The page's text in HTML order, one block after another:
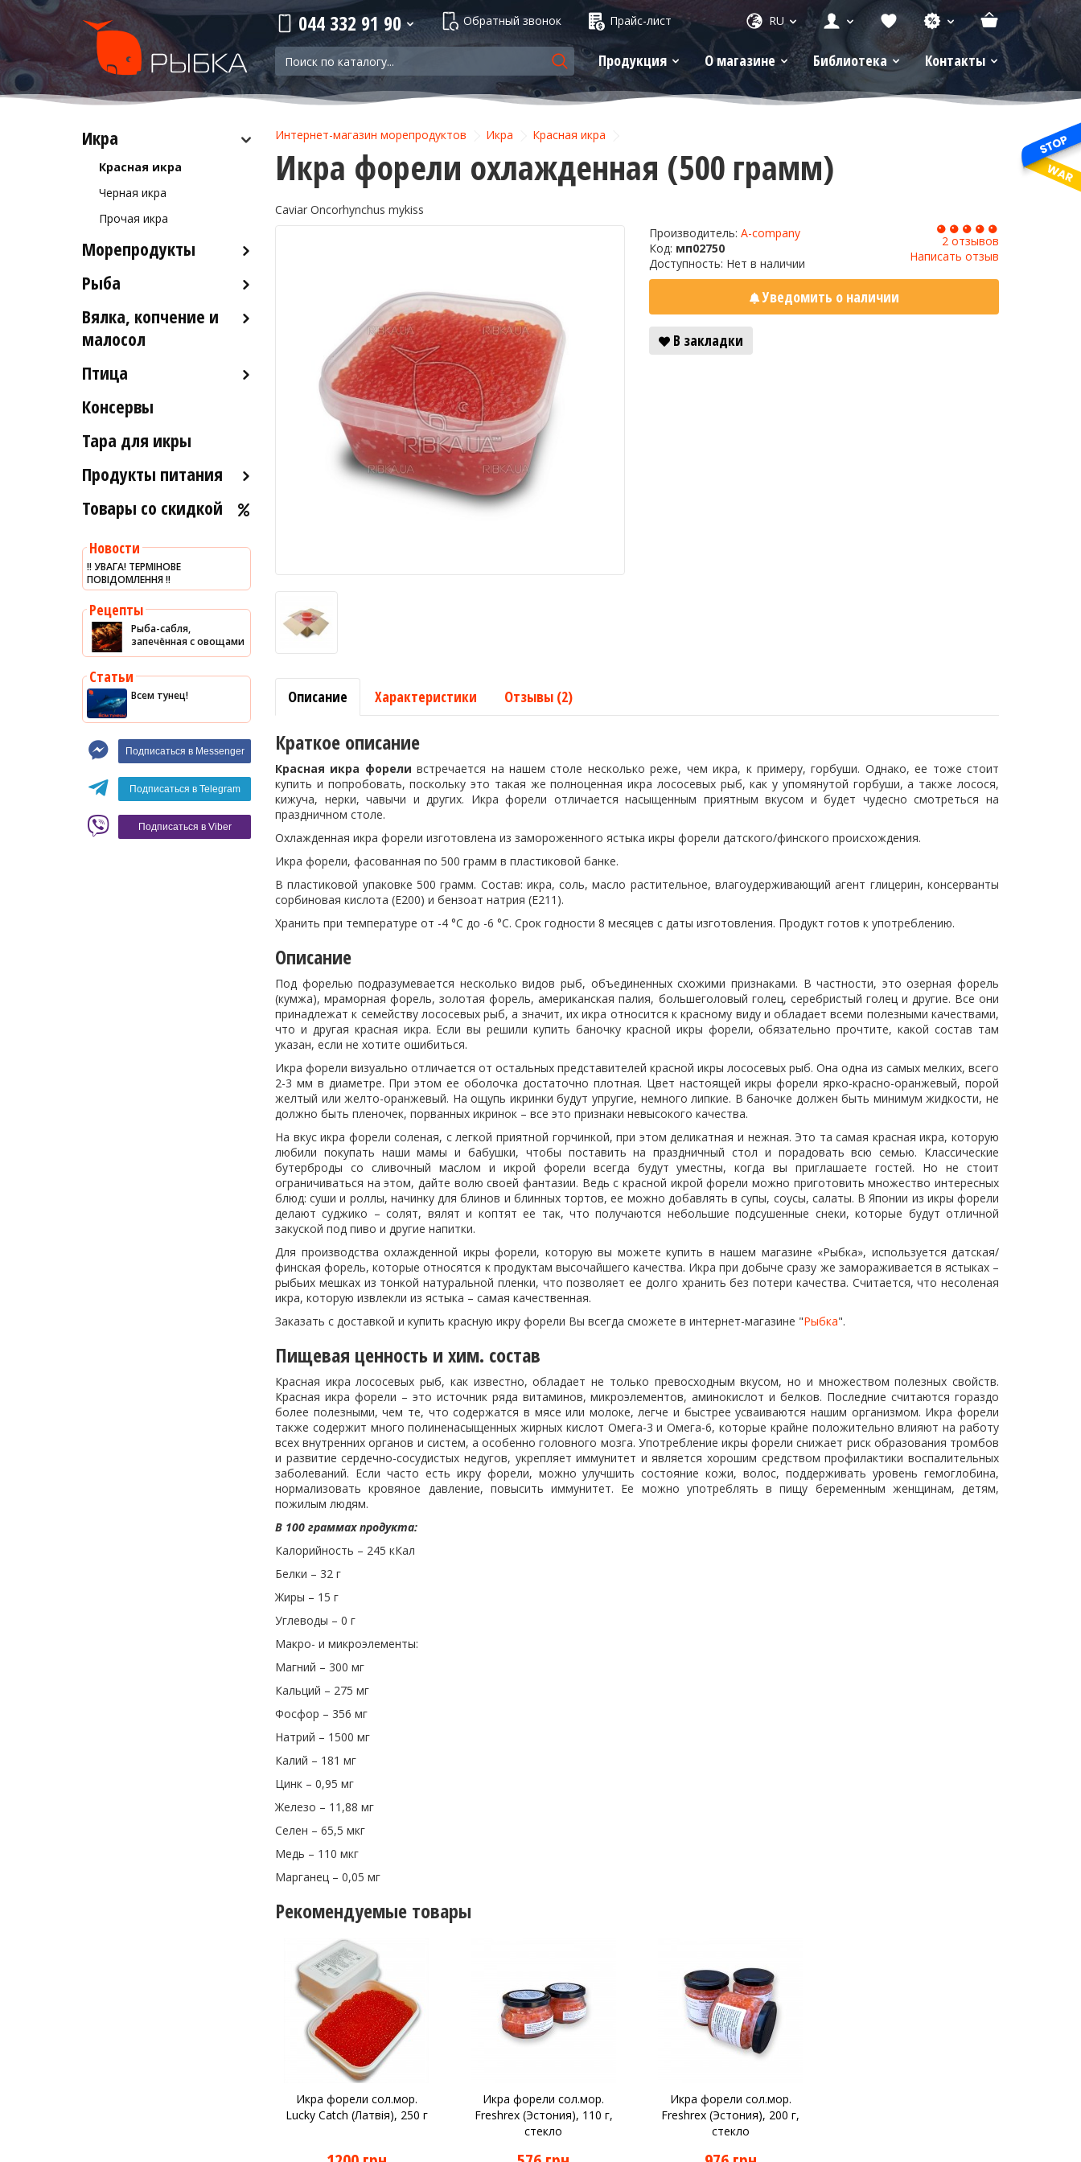
044 332 91 90 Обратный звонок Прайс-лист RU
Продукция О магазине Библиотека Контакты
Икра
Красная икра
Черная икра
Прочая икра
Морепродукты
Кальмары
Крабы
Лобстеры / Омары
Мидии
Мясо гребешка
Рапаны
Устрицы
Другое
Рыба
Рыба деликатесных сортов
Рыба столовых сортов
Вялка, копчение и
малосол
Икра вяленая
Рыба слабосоленая
Рыба холодного и
Птица
Индейка
Консервы
Тара для икры
Продукты питания
Оливковое масло
Уксус
Сыры
Соусы
Сладости
Рис
Оливки
Мясные изделия
Вино
Белое вино
Красное вино
Кофе
Blaser
Товары со скидкой
Новости
‼️ УВАГА! ТЕРМІНОВЕ
ПОВІДОМЛЕННЯ ‼️
Рецепты
Рыба-сабля,
запечённая с овощами
Статьи
Всем тунец!
Подписаться в Messenger
Подписаться в Telegram
Подписаться в Viber
Интернет-магазин морепродуктов Икра Красная икра
Икра форели охлажденная (500 грамм)
Caviar Oncorhynchus mykiss
Производитель: A-company
Код: мп02750
Доступность: Нет в наличии
2 отзывов
Написать отзыв
Уведомить о наличии
В закладки
Описание Характеристики Отзывы (2)
Краткое описание
Красная икра форели встречается на нашем столе несколько реже, чем икра, к примеру, горбуши. Однако, ее тоже стоит
купить и попробовать, поскольку это такая же полноценная икра лососевых рыб, как у упомянутой горбуши, а также лосося,
кижуча, нерки, чавычи и других. Икра форели отличается насыщенным приятным вкусом и будет чудесно смотреться на
праздничном столе.
Охлажденная икра форели изготовлена из замороженного ястыка икры форели датского/финского происхождения.
Икра форели, фасованная по 500 грамм в пластиковой банке.
В пластиковой упаковке 500 грамм. Состав: икра, соль, масло растительное, влагоудерживающий агент глицерин, консерванты
сорбиновая кислота (Е200) и бензоат натрия (Е211).
Хранить при температуре от -4 °С до -6 °С. Срок годности 8 месяцев с даты изготовления. Продукт готов к употреблению.
Описание
Под форелью подразумевается несколько видов рыб, объединенных схожими признаками. В частности, это озерная форель
(кумжа), мраморная форель, золотая форель, американская палия, большеголовый голец, серебристый голец и другие. Все они
принадлежат к семейству лососевых рыб, а значит, их икра относится к красному виду и обладает всеми полезными качествами,
что и другая красная икра. Если вы решили купить баночку красной икры форели, обязательно прочтите, какой состав там
указан, если не хотите ошибиться.
Икра форели визуально отличается от остальных представителей красной икры лососевых рыб. Она одна из самых мелких, всего
2-3 мм в диаметре. При этом ее оболочка достаточно плотная. Цвет настоящей икры форели ярко-красно-оранжевый, порой
желтый или желто-оранжевый. На ощупь икринки будут упругие, немного липкие. В баночке должен быть минимум жидкости, не
должно быть пленочек, порванных икринок – все это признаки невысокого качества.
На вкус икра форели соленая, с легкой приятной горчинкой, при этом деликатная и нежная. Это та самая красная икра, которую
любили покупать наши мамы и бабушки, чтобы поставить на праздничный стол и порадовать всю семью. Классические
бутерброды со сливочный маслом и икрой форели всегда будут уместны, когда вы приглашаете гостей. Но не стоит
ограничиваться на этом, дайте волю своей фантазии. Ведь с красной икрой форели можно приготовить множество интересных
блюд: суши и роллы, начинку для блинов и блинных тортов, ее можно добавлять в супы, соусы, салаты. В Японии из икры форели
делают суджико – солят, вялят и коптят ее так, что получаются небольшие подсушенные снеки, которые будут отличной
закуской под пиво и другие напитки.
Для производства охлажденной икры форели, которую вы можете купить в нашем магазине «Рыбка», используется датская/
финская форель, которые относятся к продуктам высочайшего качества. Икра при добыче сразу же замораживается в ястыках –
рыбьих мешках из тонкой натуральной пленки, что позволяет ее долго хранить без потери качества. Считается, что несоленая
икра, которую извлекли из ястыка – самая качественная.
Заказать с доставкой и купить красную икру форели Вы всегда сможете в интернет-магазине "Рыбка".
Пищевая ценность и хим. состав
Красная икра лососевых рыб, как известно, обладает не только превосходным вкусом, но и множеством полезных свойств.
Красная икра форели – это источник ряда витаминов, микроэлементов, аминокислот и белков. Последние считаются гораздо
более полезными, чем те, что содержатся в мясе или молоке, легче и быстрее усваиваются нашим организмом. Икра форели
также содержит много полиненасыщенных жирных кислот Омега-3 и Омега-6, которые крайне положительно влияют на работу
всех внутренних органов и систем, а особенно головного мозга. Употребление икры форели снижает риск образования тромбов
и развитие сердечно-сосудистых недугов, укрепляет иммунитет и является хорошим средством профилактики воспалительных
заболеваний. Если часто есть икру форели, можно улучшить состояние кожи, волос, поддерживать уровень гемоглобина,
нормализовать кровяное давление, повысить иммунитет. Ее можно употреблять в пищу беременным женщинам, детям,
пожилым людям.
В 100 граммах продукта:
Калорийность – 245 кКал
Белки – 32 г
Жиры – 15 г
Углеводы – 0 г
Макро- и микроэлементы:
Магний – 300 мг
Кальций – 275 мг
Фосфор – 356 мг
Натрий – 1500 мг
Калий – 181 мг
Цинк – 0,95 мг
Железо – 11,88 мг
Селен – 65,5 мкг
Медь – 110 мкг
Марганец – 0,05 мг
Рекомендуемые товары
Икра форели сол.мор.
Lucky Catch (Латвія), 250 г
Икра форели сол.мор.
Freshrex (Эстония), 110 г,
стекло
Икра форели сол.мор.
Freshrex (Эстония), 200 г,
стекло